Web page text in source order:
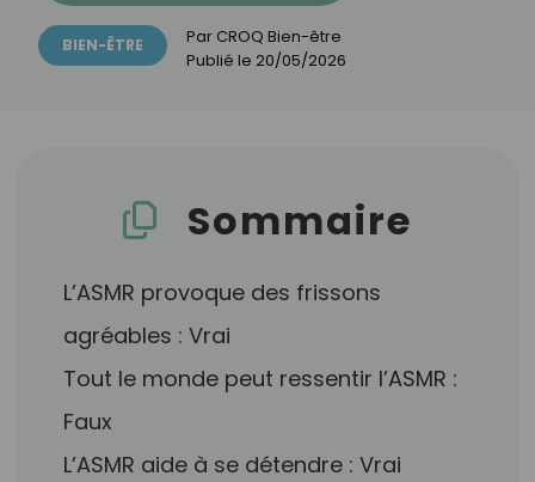
BIEN-ÊTRE Par CROQ Bien-être
Publié le 20/05/2026
Sommaire
L’ASMR provoque des frissons
agréables : Vrai
Tout le monde peut ressentir l’ASMR :
Faux
L’ASMR aide à se détendre : Vrai